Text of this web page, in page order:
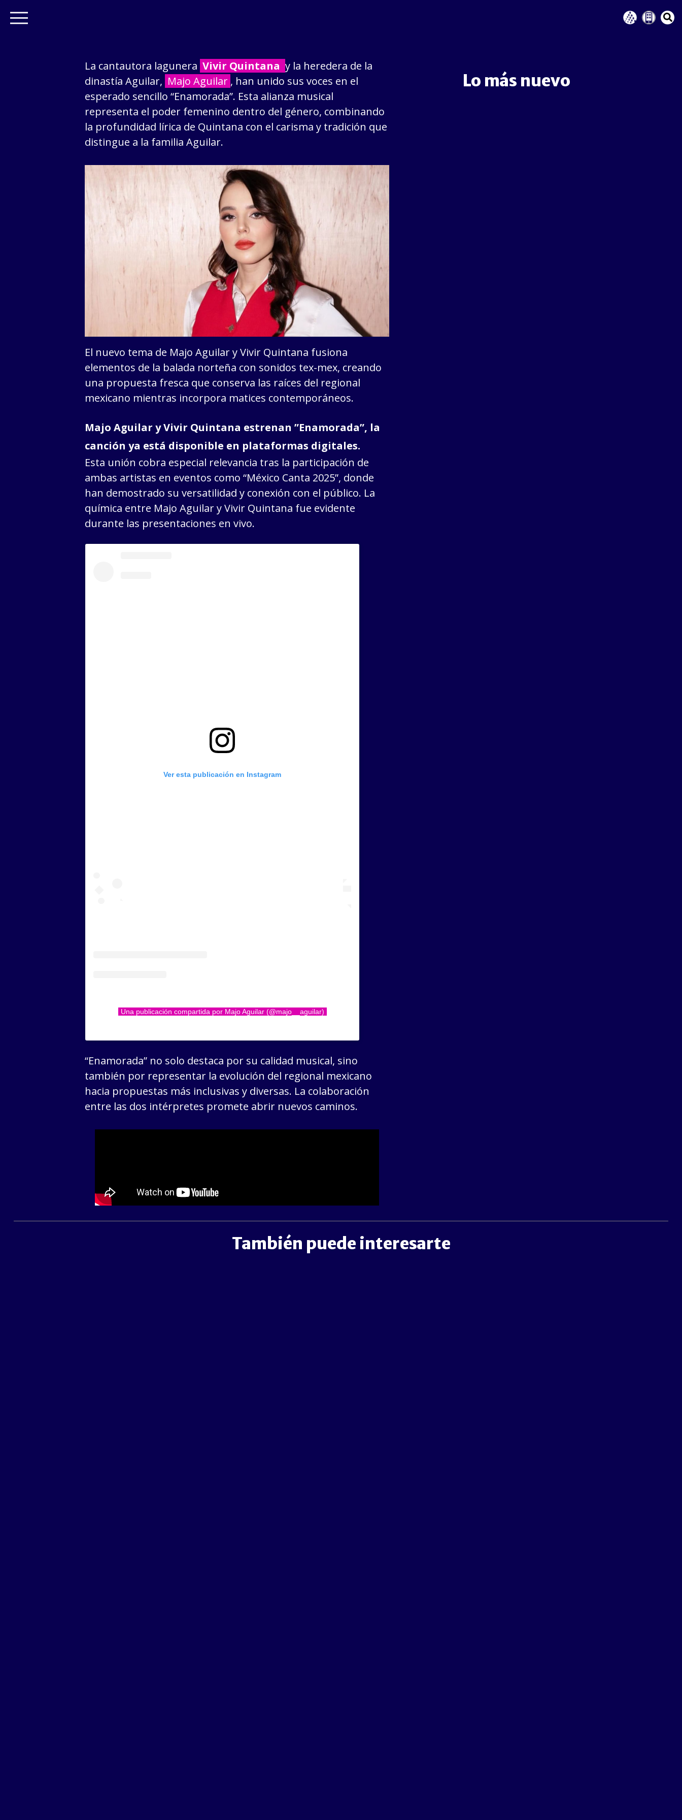
La cantautora lagunera Vivir Quintana y la heredera de la
dinastía Aguilar, Majo Aguilar , han unido sus voces en el
esperado sencillo “Enamorada”. Esta alianza musical
representa el poder femenino dentro del género, combinando
la profundidad lírica de Quintana con el carisma y tradición que
distingue a la familia Aguilar.
El nuevo tema de Majo Aguilar y Vivir Quintana fusiona
elementos de la balada norteña con sonidos tex-mex, creando
una propuesta fresca que conserva las raíces del regional
mexicano mientras incorpora matices contemporáneos.
Majo Aguilar y Vivir Quintana estrenan ”Enamorada”, la
canción ya está disponible en plataformas digitales.
Esta unión cobra especial relevancia tras la participación de
ambas artistas en eventos como “México Canta 2025”, donde
han demostrado su versatilidad y conexión con el público. La
química entre Majo Aguilar y Vivir Quintana fue evidente
durante las presentaciones en vivo.
Ver esta publicación en Instagram
Una publicación compartida por Majo Aguilar (@majo__aguilar)
“Enamorada” no solo destaca por su calidad musical, sino
también por representar la evolución del regional mexicano
hacia propuestas más inclusivas y diversas. La colaboración
entre las dos intérpretes promete abrir nuevos caminos.
Lo más nuevo
También puede interesarte